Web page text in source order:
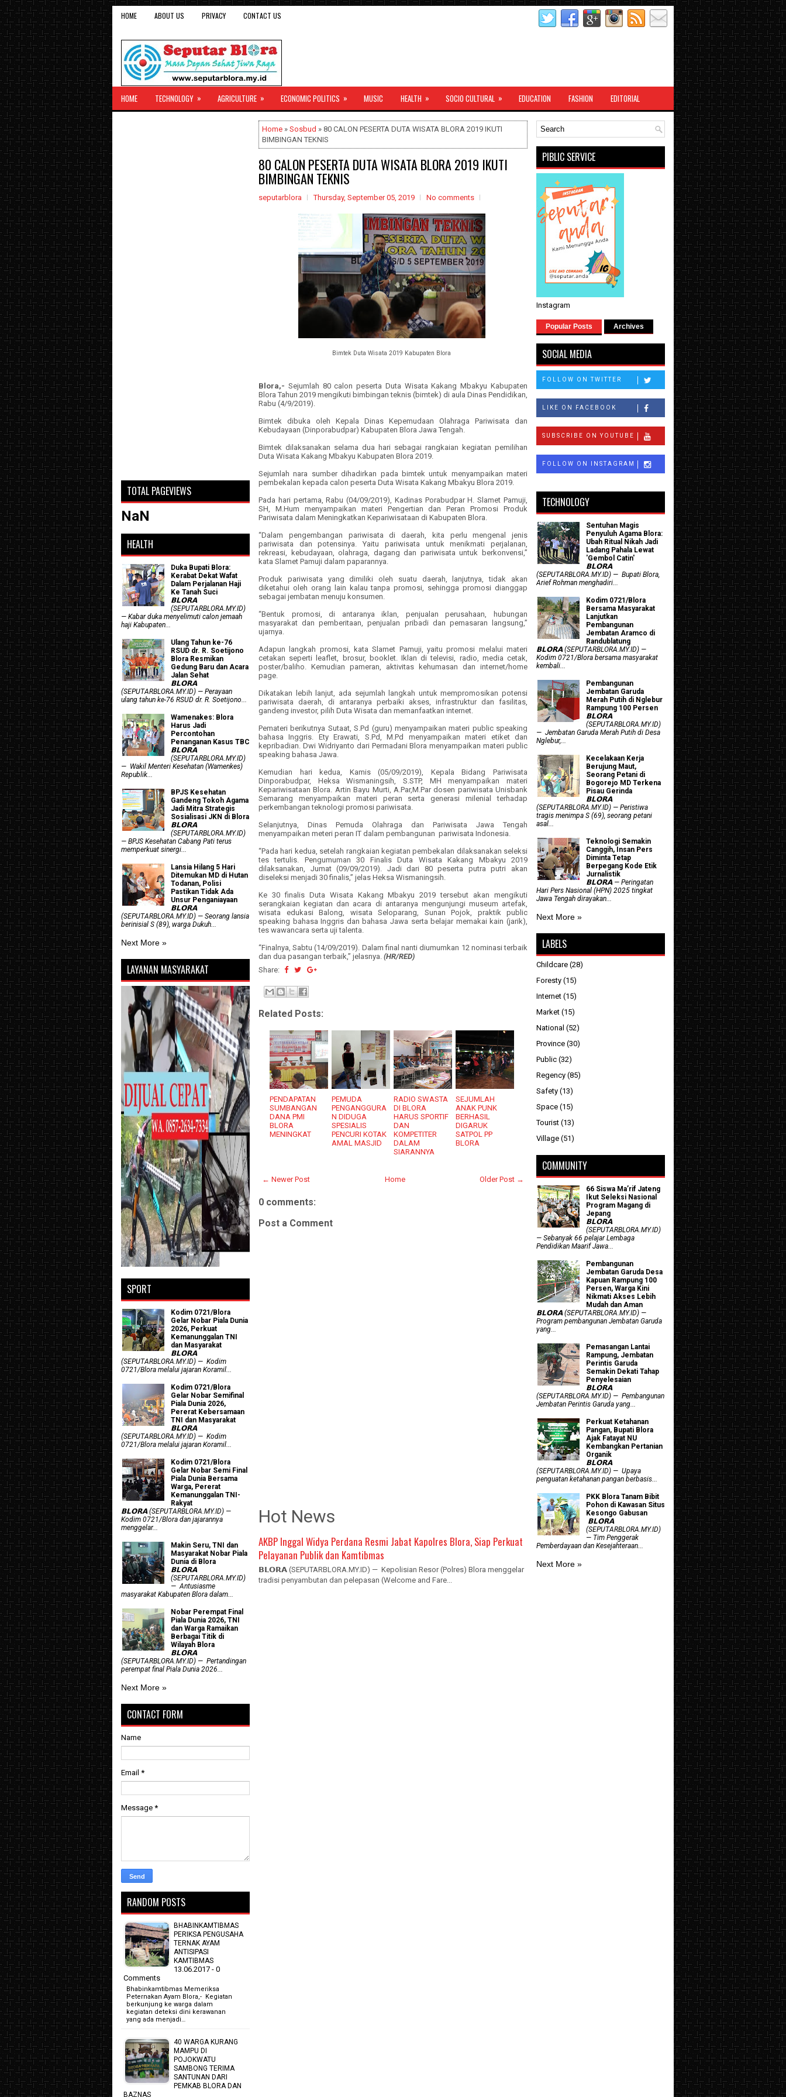
HOME ABOUT US PRIVACY CONTACT US
HOME TECHNOLOGY » AGRICULTURE » ECONOMIC POLITICS » MUSIC HEALTH » SOCIO CULTURAL » EDUCATION FASHION EDITORIAL
Home » Sosbud » 80 CALON PESERTA DUTA WISATA BLORA 2019 IKUTI
BIMBINGAN TEKNIS
80 CALON PESERTA DUTA WISATA BLORA 2019 IKUTI
BIMBINGAN TEKNIS
seputarblora Thursday, September 05, 2019 No comments
Bimtek Duta Wisata 2019 Kabupaten Blora
Blora,- Sejumlah 80 calon peserta Duta Wisata Kakang Mbakyu Kabupaten
Blora Tahun 2019 mengikuti bimbingan teknis (bimtek) di aula Dinas Pendidikan,
Rabu (4/9/2019).
Bimtek dibuka oleh Kepala Dinas Kepemudaan Olahraga Pariwisata dan
Kebudayaan (Dinporabudpar) Kabupaten Blora Jawa Tengah
Bimtek dilaksanakan selama dua hari sebagai rangkaian kegiatan pemilihan
Duta Wisata Kakang Mbakyu Kabupaten Blora 2019.
Sejumlah nara sumber dihadirkan pada bimtek untuk menyampaikan materi
pembekalan kepada calon peserta Duta Wisata Kakang Mbakyu Blora 2019.
Pada hari pertama, Rabu (04/09/2019), Kadinas Porabudpar H. Slamet Pamuji,
SH, M.Hum menyampaikan materi Pengertian dan Peran Promosi Produk
Pariwisata dalam Meningkatkan Kepariwisataan di Kabupaten Blora.
“Dalam pengembangan pariwisata di daerah, kita perlu mengenal jenis
pariwisata dan potensinya. Yaitu pariwisata untuk menikmati perjalanan,
rekreasi, kebudayaan, olahraga, dagang dan pariwisata untuk berkonvensi,”
kata Slamet Pamuji dalam paparannya.
Produk pariwisata yang dimiliki oleh suatu daerah, lanjutnya, tidak akan
diketahui oleh orang lain kalau tanpa promosi, sehingga promosi dianggap
sebagai jembatan menuju konsumen.
“Bentuk promosi, di antaranya iklan, penjualan perusahaan, hubungan
masyarakat dan pemberitaan, penjualan pribadi dan pemasaran langsung,”
ujarnya.
Adapun langkah promosi, kata Slamet Pamuji, yaitu promosi melalui materi
cetakan seperti leaflet, brosur, booklet. Iklan di televisi, radio, media cetak,
poster/baliho. Kemudian pameran, aktivitas kehumasan dan internet/home
page.
Dikatakan lebih lanjut, ada sejumlah langkah untuk mempromosikan potensi
pariwisata daerah, di antaranya perbaiki akses, infrastruktur dan fasilitas,
gandeng investor, pilih Duta Wisata dan memanfaatkan internet.
Pemateri berikutnya Sutaat, S.Pd (guru) menyampaikan materi public speaking
bahasa Inggris. Ety Erawati, S.Pd, M.Pd menyampaikan materi etiket dan
kepribadian. Dwi Widriyanto dari Permadani Blora menyampaikan materi public
speaking bahasa Jawa.
Kemudian hari kedua, Kamis (05/09/2019), Kepala Bidang Pariwisata
Dinporabudpar, Heksa Wismaningsih, S.STP, MH menyampaikan materi
Kepariwisataan Blora. Artin Bayu Murti, A.Par,M.Par dosen pariwisata Unisbank
Semarang menyampaikan materi peran serta generasi milenial terhadap
perkembangan teknologi promosi pariwisata.
Selanjutnya, Dinas Pemuda Olahraga dan Pariwisata Jawa Tengah
menyampaikan meteri peran IT dalam pembangunan pariwisata Indonesia.
“Pada hari kedua, setelah rangkaian kegiatan pembekalan dilaksanakan seleksi
tes tertulis. Pengumuman 30 Finalis Duta Wisata Kakang Mbakyu 2019
dilaksanakan, Jumat (09/09/2019). Jadi dari 80 peserta putra putri akan
diseleksi menjadi 30 finalis,” jelas Heksa Wismaningsih.
Ke 30 finalis Duta Wisata Kakang Mbakyu 2019 tersebut akan mengikuti
serangkaian kegiatan dan acara di antaranya mengunjungi museum artefak,
wisata edukasi Balong, wisata Seloparang, Sunan Pojok, praktik public
speaking bahasa Inggris danbahasaJawa serta belajar memakai kain (jarik),
tes wawancara serta uji talenta.
“Finalnya, Sabtu (14/09/2019). Dalam final nanti diumumkan 12 nominasi terbaik
dan dua pasangan terbaik,” jelasnya. (HR/RED)
Share:
Related Posts:
PENDAPATAN
SUMBANGAN
DANA PMI
BLORA
MENINGKAT
PEMUDA
PENGANGGURA
N DIDUGA
SPESIALIS
PENCURI KOTAK
AMAL MASJID
RADIO SWASTA
DI BLORA
HARUS SPORTIF
DAN
KOMPETITER
DALAM
SIARANNYA
SEJUMLAH
ANAK PUNK
BERHASIL
DIGARUK
SATPOL PP
BLORA
← Newer Post Older Post →
Home
0 comments:
Post a Comment
Hot News
AKBP Inggal Widya Perdana Resmi Jabat Kapolres Blora, Siap Perkuat
Pelayanan Publik dan Kamtibmas
𝗕𝗟𝗢𝗥𝗔 (SEPUTARBLORA.MY.ID) — Kepolisian Resor (Polres) Blora menggelar
tradisi penyambutan dan pelepasan (Welcome and Fare...
TOTAL PAGEVIEWS
NaN
HEALTH
Duka Bupati Blora:
Kerabat Dekat Wafat
Dalam Perjalanan Haji
Ke Tanah Suci
𝗕𝗟𝗢𝗥𝗔
(SEPUTARBLORA.MY.ID)
— Kabar duka menyelimuti calon jemaah
haji Kabupaten...
Ulang Tahun ke-76
RSUD dr. R. Soetijono
Blora Resmikan
Gedung Baru dan Acara
Jalan Sehat
𝗕𝗟𝗢𝗥𝗔
(SEPUTARBLORA.MY.ID) — Perayaan
ulang tahun ke-76 RSUD dr. R. Soetijono...
Wamenakes: Blora
Harus Jadi
Percontohan
Penanganan Kasus TBC
𝗕𝗟𝗢𝗥𝗔
(SEPUTARBLORA.MY.ID)
— Wakil Menteri Kesehatan (Wamenkes)
Republik...
BPJS Kesehatan
Gandeng Tokoh Agama
Jadi Mitra Strategis
Sosialisasi JKN di Blora
𝗕𝗟𝗢𝗥𝗔
(SEPUTARBLORA.MY.ID)
— BPJS Kesehatan Cabang Pati terus
memperkuat sinergi...
Lansia Hilang 5 Hari
Ditemukan MD di Hutan
Todanan, Polisi
Pastikan Tidak Ada
Unsur Penganiayaan
𝗕𝗟𝗢𝗥𝗔
(SEPUTARBLORA.MY.ID) — Seorang lansia
berinisial S (89), warga Dukuh...
Next More »
LAYANAN MASYARAKAT
SPORT
Kodim 0721/Blora
Gelar Nobar Piala Dunia
2026, Perkuat
Kemanunggalan TNI
dan Masyarakat
𝗕𝗟𝗢𝗥𝗔
(SEPUTARBLORA.MY.ID) — Kodim
0721/Blora melalui jajaran Koramil...
Kodim 0721/Blora
Gelar Nobar Semifinal
Piala Dunia 2026,
Pererat Kebersamaan
TNI dan Masyarakat
𝗕𝗟𝗢𝗥𝗔
(SEPUTARBLORA.MY.ID) — Kodim
0721/Blora melalui jajaran Koramil...
Kodim 0721/Blora
Gelar Nobar Semi Final
Piala Dunia Bersama
Warga, Pererat
Kemanunggalan TNI-
Rakyat
𝗕𝗟𝗢𝗥𝗔 (SEPUTARBLORA.MY.ID) —
Kodim 0721/Blora dan jajarannya
menggelar...
Makin Seru, TNI dan
Masyarakat Nobar Piala
Dunia di Blora
𝗕𝗟𝗢𝗥𝗔
(SEPUTARBLORA.MY.ID)
— Antusiasme
masyarakat Kabupaten Blora dalam...
Nobar Perempat Final
Piala Dunia 2026, TNI
dan Warga Ramaikan
Berbagai Titik di
Wilayah Blora
𝗕𝗟𝗢𝗥𝗔
(SEPUTARBLORA.MY.ID) — Pertandingan
perempat final Piala Dunia 2026...
Next More »
CONTACT FORM
Name
Email *
Message *
RANDOM POSTS
BHABINKAMTIBMAS
PERIKSA PENGUSAHA
TERNAK AYAM
ANTISIPASI
KAMTIBMAS
13.06.2017 - 0
Comments
Bhabinkamtibmas Memeriksa
Peternakan Ayam Blora,- Kegiatan
berkunjung ke warga dalam
kegiatan deteksi dini kerawanan
yang ada menjadi…
40 WARGA KURANG
MAMPU DI
POJOKWATU
SAMBONG TERIMA
SANTUNAN DARI
PEMKAB BLORA DAN
BAZNAS
PIBLIC SERVICE
Instagram
Popular Posts Archives
SOCIAL MEDIA
FOLLOW ON TWITTER
LIKE ON FACEBOOK
SUBSCRIBE ON YOUTUBE
FOLLOW ON INSTAGRAM
TECHNOLOGY
Sentuhan Magis
Penyuluh Agama Blora:
Ubah Ritual Nikah Jadi
Ladang Pahala Lewat
'Gembol Catin'
𝗕𝗟𝗢𝗥𝗔
(SEPUTARBLORA.MY.ID) — Bupati Blora,
Arief Rohman menghadiri...
Kodim 0721/Blora
Bersama Masyarakat
Lanjutkan
Pembangunan
Jembatan Aramco di
Randublatung
𝗕𝗟𝗢𝗥𝗔 (SEPUTARBLORA.MY.ID) —
Kodim 0721/Blora bersama masyarakat
kembali...
Pembangunan
Jembatan Garuda
Merah Putih di Nglebur
Rampung 100 Persen
𝗕𝗟𝗢𝗥𝗔
(SEPUTARBLORA.MY.ID)
— Jembatan Garuda Merah Putih di Desa
Nglebur,...
Kecelakaan Kerja
Berujung Maut,
Seorang Petani di
Bogorejo MD Terkena
Pisau Gerinda
𝗕𝗟𝗢𝗥𝗔
(SEPUTARBLORA.MY.ID) — Peristiwa
tragis menimpa S (69), seorang petani
asal...
Teknologi Semakin
Canggih, Insan Pers
Diminta Tetap
Berpegang Kode Etik
Jurnalistik
𝗕𝗟𝗢𝗥𝗔 — Peringatan
Hari Pers Nasional (HPN) 2025 tingkat
Jawa Tengah dirayakan...
Next More »
LABELS
Childcare (28)
Foresty (15)
Internet (15)
Market (15)
National (52)
Province (30)
Public (32)
Regency (85)
Safety (13)
Space (15)
Tourist (13)
Village (51)
COMMUNITY
66 Siswa Ma’rif Jateng
Ikut Seleksi Nasional
Program Magang di
Jepang
𝗕𝗟𝗢𝗥𝗔
(SEPUTARBLORA.MY.ID)
— Sebanyak 66 pelajar Lembaga
Pendidikan Maarif Jawa...
Pembangunan
Jembatan Garuda Desa
Kapuan Rampung 100
Persen, Warga Kini
Nikmati Akses Lebih
Mudah dan Aman
𝗕𝗟𝗢𝗥𝗔 (SEPUTARBLORA.MY.ID) —
Program pembangunan Jembatan Garuda
yang...
Pemasangan Lantai
Rampung, Jembatan
Perintis Garuda
Semakin Dekati Tahap
Penyelesaian
𝗕𝗟𝗢𝗥𝗔
(SEPUTARBLORA.MY.ID) — Pembangunan
Jembatan Perintis Garuda yang...
​Perkuat Ketahanan
Pangan, Bupati Blora
Ajak Fatayat NU
Kembangkan Pertanian
Organik
𝗕𝗟𝗢𝗥𝗔
(SEPUTARBLORA.MY.ID) — Upaya
penguatan ketahanan pangan berbasis...
PKK Blora Tanam Bibit
Pohon di Kawasan Situs
Kesongo Gabusan
‎ 𝗕𝗟𝗢𝗥𝗔
(SEPUTARBLORA.MY.ID)
— Tim Penggerak
Pemberdayaan dan Kesejahteraan...
Next More »